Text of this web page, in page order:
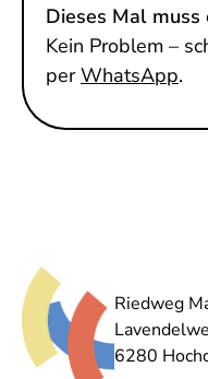
Dieses Mal muss
Kein Problem –
perWhatsApp.
Riedweg
6280